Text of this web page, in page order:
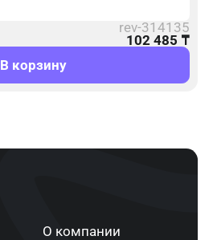
rev-314135
102 485 ₸
В корзину
О компании